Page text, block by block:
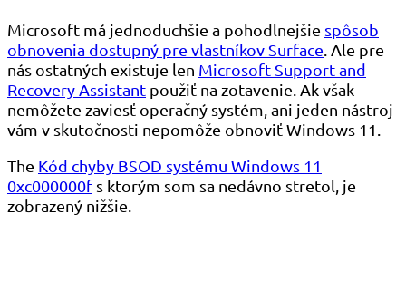
Microsoft má jednoduchšie a pohodlnejšie spôsob
obnovenia dostupný pre vlastníkov Surface . Ale pre
nás ostatných existuje len Microsoft Support and
Recovery Assistant použiť na zotavenie. Ak však
nemôžete zaviesť operačný systém, ani jeden nástroj
vám v skutočnosti nepomôže obnoviť Windows 11.
The Kód chyby BSOD systému Windows 11
0xc000000f s ktorým som sa nedávno stretol, je
zobrazený nižšie.